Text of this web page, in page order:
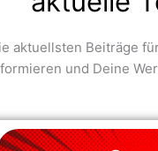
aktuellsten Beiträge
und Deine